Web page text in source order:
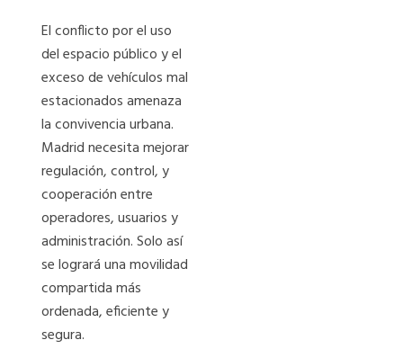
El conflicto por el uso
del espacio público y el
exceso de vehículos mal
estacionados amenaza
la convivencia urbana.
Madrid necesita mejorar
regulación, control, y
cooperación entre
operadores, usuarios y
administración. Solo así
se logrará una movilidad
compartida más
ordenada, eficiente y
segura.